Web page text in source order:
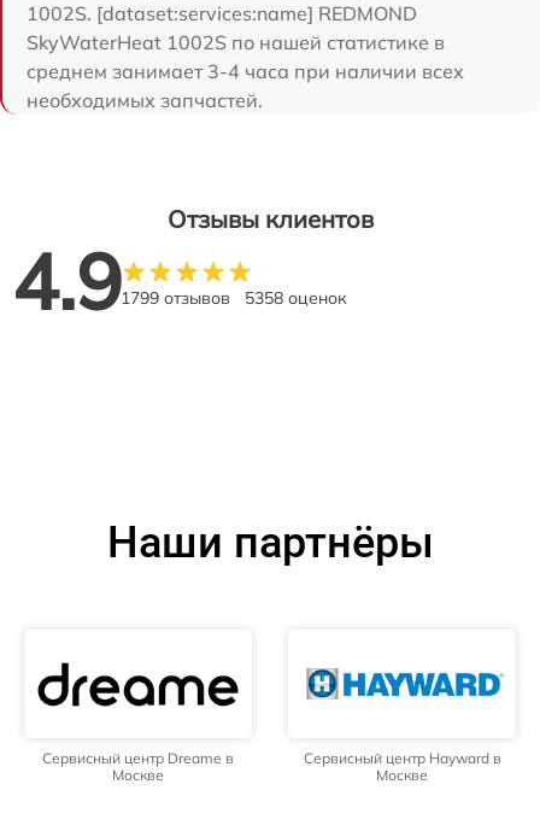
1002S. [dataset:services:name] REDMOND
SkyWaterHeat 1002S по нашей статистике в
среднем занимает 3-4 часа при наличии всех
необходимых запчастей.
Отзывы клиентов
4.91799 отзывов 5358 оценок
Наши партнёры
Сервисный центр Dreame в
Москве
Сервисный центр Hayward в
Москве